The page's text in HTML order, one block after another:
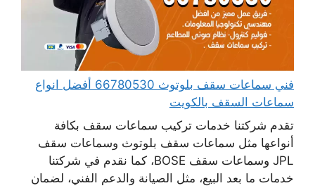
فني سماعات سقف بلوتوث 66780530 أفضل انواع
سماعات السقف بالكويت
تقدم شركتنا خدمات تركيب سماعات سقف بكافة
أنواعها مثل سماعات سقف بلوتوث وسماعات سقف
JPL وسماعات سقف BOSE، كما نقدم في شركتنا
خدمات ما بعد البيع، مثل الصيانة والدعم الفني، لضمان